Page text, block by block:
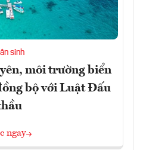
sinh
môi trường biển
bộ với Luật Đấu
ngay